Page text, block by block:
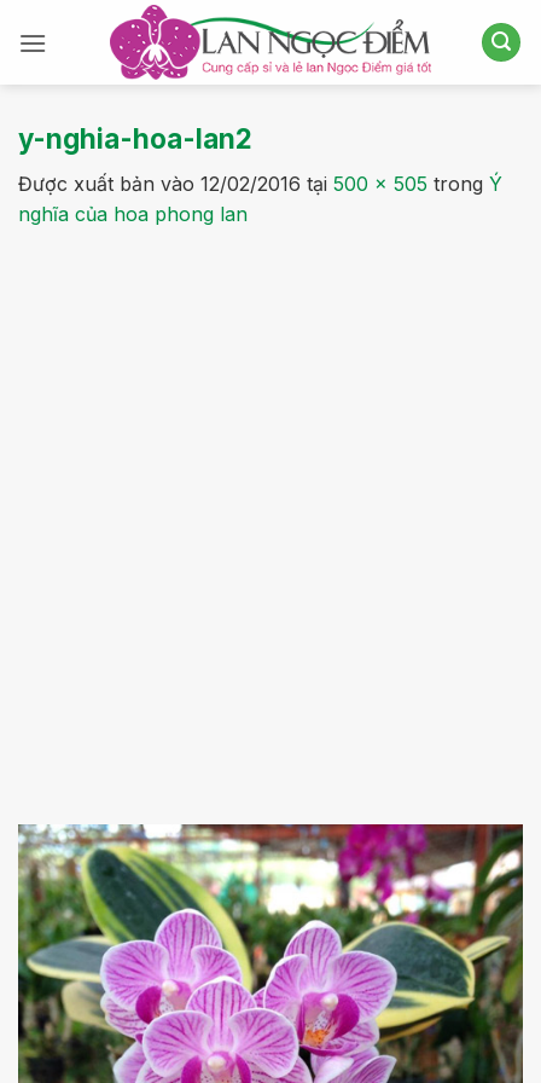
qua
y-nghia-hoa-lan2
Được xuất bản vào 12/02/2016 tại 500 × 505 trong Ý
nghĩa của hoa phong lan